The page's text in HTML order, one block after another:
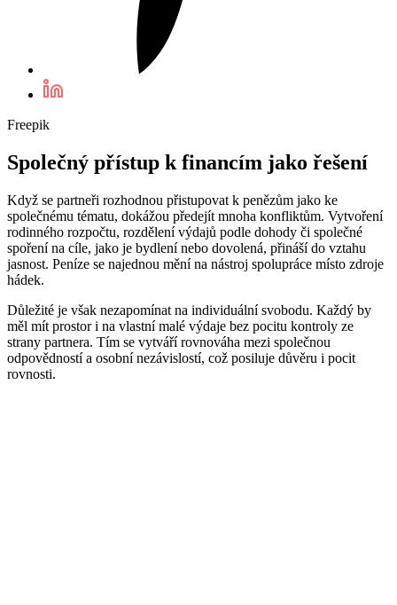
Freepik
Společný přístup k financím jako řešení
Když se partneři rozhodnou přistupovat k penězům jako ke
společnému tématu, dokážou předejít mnoha konfliktům. Vytvoření
rodinného rozpočtu, rozdělení výdajů podle dohody či společné
spoření na cíle, jako je bydlení nebo dovolená, přináší do vztahu
jasnost. Peníze se najednou mění na nástroj spolupráce místo zdroje
hádek.
Důležité je však nezapomínat na individuální svobodu. Každý by
měl mít prostor i na vlastní malé výdaje bez pocitu kontroly ze
strany partnera. Tím se vytváří rovnováha mezi společnou
odpovědností a osobní nezávislostí, což posiluje důvěru i pocit
rovnosti.